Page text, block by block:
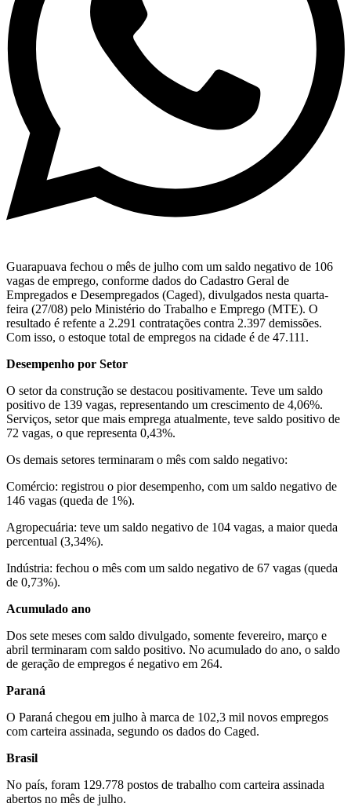
Guarapuava fechou o mês de julho com um saldo negativo de 106
vagas de emprego, conforme dados do Cadastro Geral de
Empregados e Desempregados (Caged), divulgados nesta quarta-
feira (27/08) pelo Ministério do Trabalho e Emprego (MTE). O
resultado é refente a 2.291 contratações contra 2.397 demissões.
Com isso, o estoque total de empregos na cidade é de 47.111.
Desempenho por Setor
O setor da construção se destacou positivamente. Teve um saldo
positivo de 139 vagas, representando um crescimento de 4,06%.
Serviços, setor que mais emprega atualmente, teve saldo positivo de
72 vagas, o que representa 0,43%.
Os demais setores terminaram o mês com saldo negativo:
Comércio: registrou o pior desempenho, com um saldo negativo de
146 vagas (queda de 1%).
Agropecuária: teve um saldo negativo de 104 vagas, a maior queda
percentual (3,34%).
Indústria: fechou o mês com um saldo negativo de 67 vagas (queda
de 0,73%).
Acumulado ano
Dos sete meses com saldo divulgado, somente fevereiro, março e
abril terminaram com saldo positivo. No acumulado do ano, o saldo
de geração de empregos é negativo em 264.
Paraná
O Paraná chegou em julho à marca de 102,3 mil novos empregos
com carteira assinada, segundo os dados do Caged.
Brasil
No país, foram 129.778 postos de trabalho com carteira assinada
abertos no mês de julho.